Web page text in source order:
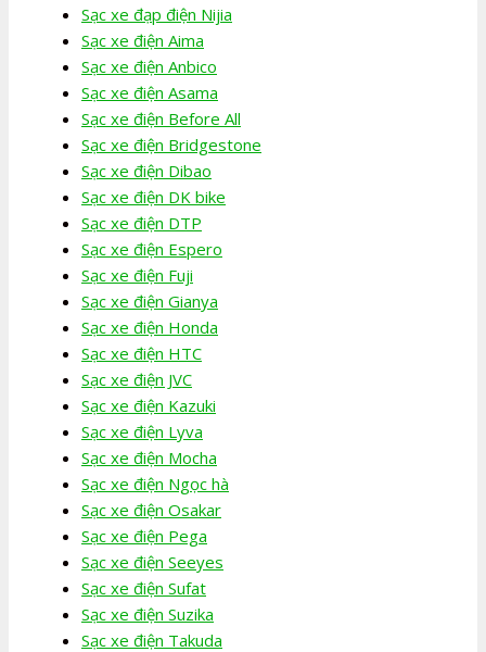
Sạc xe đạp điện Nijia
Sạc xe điện Aima
Sạc xe điện Anbico
Sạc xe điện Asama
Sạc xe điện Before All
Sạc xe điện Bridgestone
Sạc xe điện Dibao
Sạc xe điện DK bike
Sạc xe điện DTP
Sạc xe điện Espero
Sạc xe điện Fuji
Sạc xe điện Gianya
Sạc xe điện Honda
Sạc xe điện HTC
Sạc xe điện JVC
Sạc xe điện Kazuki
Sạc xe điện Lyva
Sạc xe điện Mocha
Sạc xe điện Ngọc hà
Sạc xe điện Osakar
Sạc xe điện Pega
Sạc xe điện Seeyes
Sạc xe điện Sufat
Sạc xe điện Suzika
Sạc xe điện Takuda